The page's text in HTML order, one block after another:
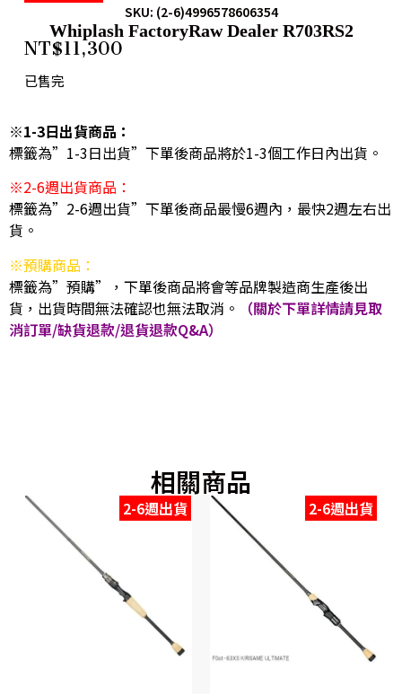
SKU: (2-6)4996578606354
Whiplash FactoryRaw Dealer R703RS2
NT$11,300
已售完
※1-3日出貨商品：
標籤為”1-3日出貨”下單後商品將於1-3個工作日內出貨。
※2-6週出貨商品：
標籤為”2-6週出貨”下單後商品最慢6週內，最快2週左右出
貨。
※預購商品：
標籤為”預購”，下單後商品將會等品牌製造商生產後出
貨，出貨時間無法確認也無法取消。
（關於下單詳情請見取
消訂單/缺貨退款/退貨退款Q&A）
相關商品
2-6週出貨 2-6週出貨